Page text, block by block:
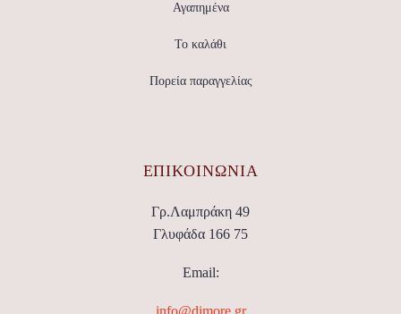
Αγαπημένα
Το καλάθι
Πορεία παραγγελίας
ΕΠΙΚΟΙΝΩΝΊΑ
Γρ.Λαμπράκη 49
Γλυφάδα 166 75
Email:
info@dimore.gr